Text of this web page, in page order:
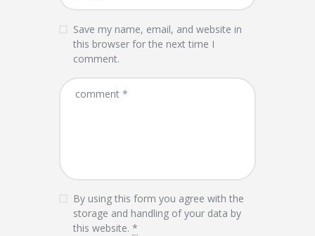
Save my name, email, and website in
this browser for the next time I
comment.
By using this form you agree with the
storage and handling of your data by
this website. *